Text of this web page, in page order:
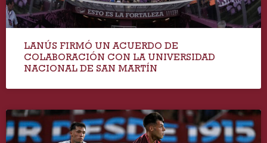
LANÚS FIRMÓ UN ACUERDO DE
COLABORACIÓN CON LA UNIVERSIDAD
NACIONAL DE SAN MARTÍN